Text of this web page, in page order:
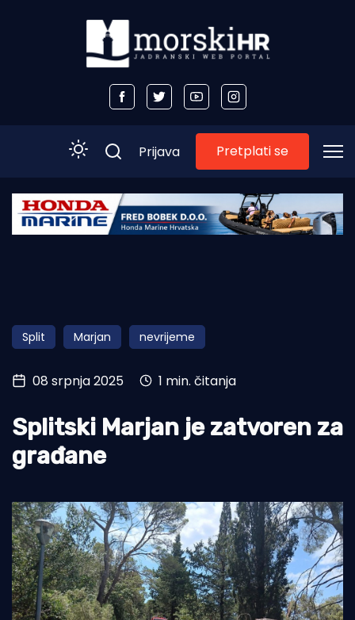
Početna
Obala
Otoci
Turizam i nautika
Pomorstvo
Ribolov
Tradicija i kultura
Prijava Pretplati se
Split Marjan nevrijeme
08 srpnja 2025 1 min. čitanja
Splitski Marjan je zatvoren za
građane